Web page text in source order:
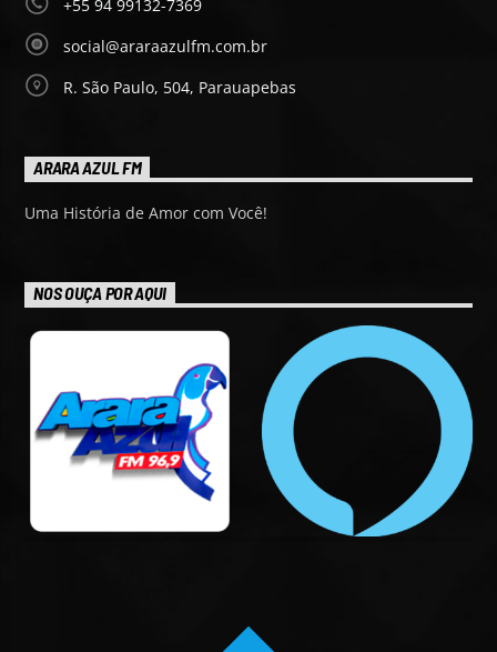
+55 94 99132-7369
social@araraazulfm.com.br
R. São Paulo, 504, Parauapebas
ARARA AZUL FM
Uma História de Amor com Você!
NOS OUÇA POR AQUI